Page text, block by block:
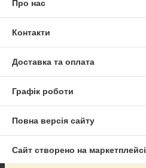
Про нас
Контакти
Доставка та оплата
Графік роботи
Повна версія сайту
Сайт створено на маркетплейсі